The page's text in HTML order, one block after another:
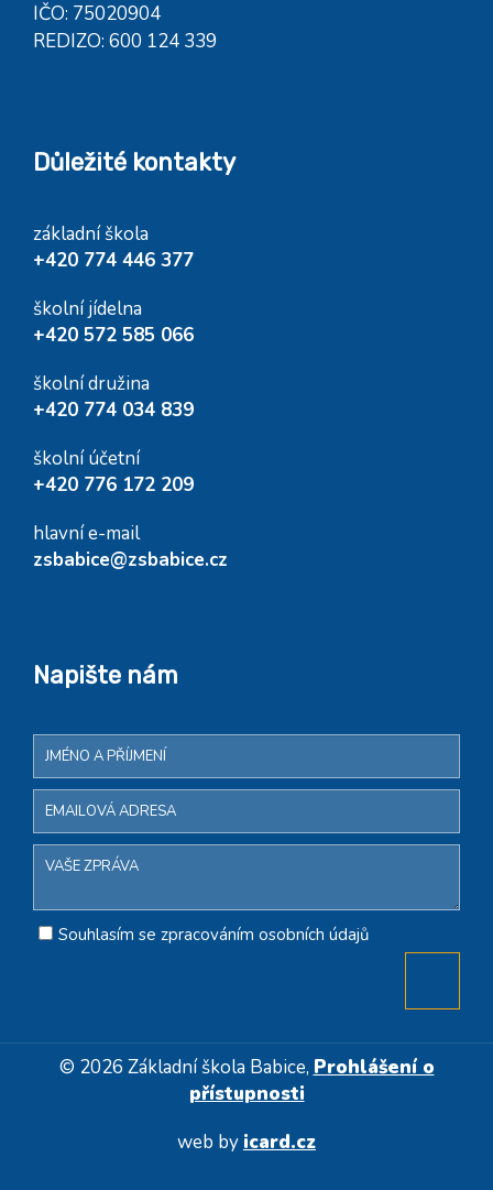
IČO: 75020904
REDIZO: 600 124 339
Důležité kontakty
základní škola
+420 774 446 377
školní jídelna
+420 572 585 066
školní družina
+420 774 034 839
školní účetní
+420 776 172 209
hlavní e-mail
zsbabice@zsbabice.cz
Napište nám
Souhlasím se zpracováním osobních údajů
© 2026 Základní škola Babice, Prohlášení o
přístupnosti
web by icard.cz